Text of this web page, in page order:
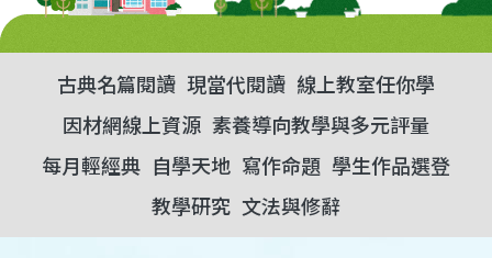
古典名篇閱讀 現當代閱讀 線上教室任你學
因材網線上資源 素養導向教學與多元評量
每月輕經典 自學天地 寫作命題 學生作品選登
教學研究 文法與修辭